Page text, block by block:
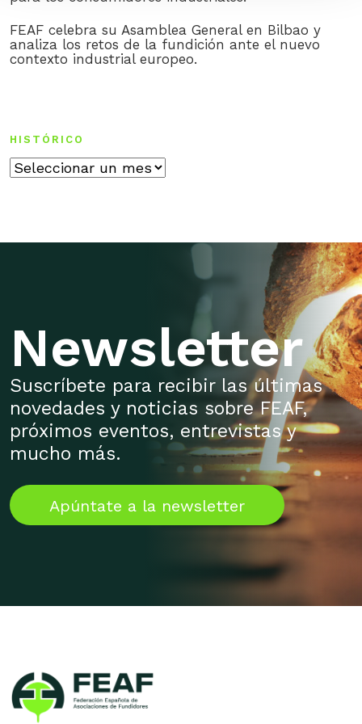
FEAF celebra su Asamblea General en Bilbao y
analiza los retos de la fundición ante el nuevo
contexto industrial europeo.
HISTÓRICO
Histórico
Newsletter
Suscríbete para recibir las últimas
novedades y noticias sobre FEAF,
próximos eventos, entrevistas y
mucho más.
Apúntate a la newsletter